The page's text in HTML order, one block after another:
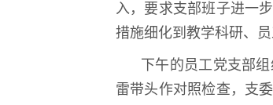
入，要求支部班子进一
措施细化到教学科研、
下午的员工党支部
雷带头作对照检查，支